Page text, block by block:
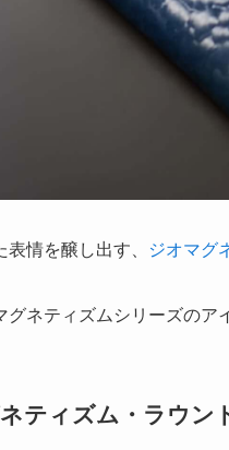
情を醸し出す、 ジオマグ
グネティズムシリーズのア
ティズム・ラウン